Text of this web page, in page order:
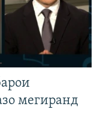
мегиранд